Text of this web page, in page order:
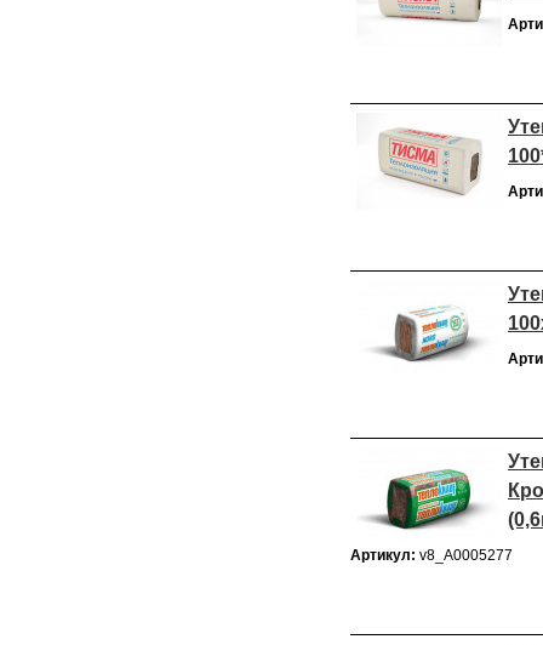
Артикул: v8_А0005277